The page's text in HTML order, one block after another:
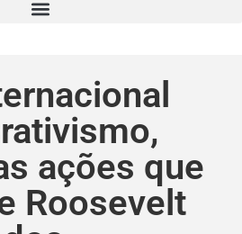
ações que
Roosevelt